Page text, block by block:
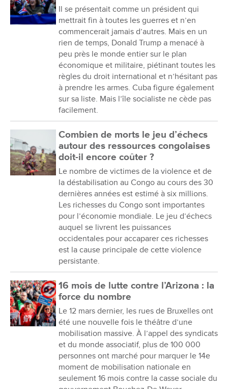
Il se présentait comme un président qui
mettrait fin à toutes les guerres et n’en
commencerait jamais d’autres. Mais en un
rien de temps, Donald Trump a menacé à
peu près le monde entier sur le plan
économique et militaire, piétinant toutes les
règles du droit international et n’hésitant pas
à prendre les armes. Cuba figure également
sur sa liste. Mais l’île socialiste ne cède pas
facilement.
Combien de morts le jeu d’échecs
autour des ressources congolaises
doit-il encore coûter ?
Le nombre de victimes de la violence et de
la déstabilisation au Congo au cours des 30
dernières années est estimé à six millions.
Les richesses du Congo sont importantes
pour l’économie mondiale. Le jeu d’échecs
auquel se livrent les puissances
occidentales pour accaparer ces richesses
est la cause principale de cette violence
persistante.
16 mois de lutte contre l’Arizona : la
force du nombre
Le 12 mars dernier, les rues de Bruxelles ont
été une nouvelle fois le théâtre d’une
mobilisation massive. À l’appel des syndicats
et du monde associatif, plus de 100 000
personnes ont marché pour marquer le 14e
moment de mobilisation nationale en
seulement 16 mois contre la casse sociale du